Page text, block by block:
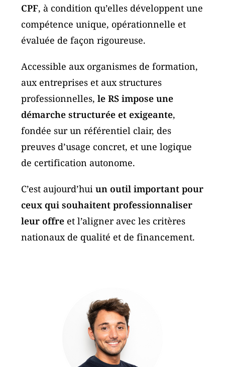
CPF, à condition qu’elles développent une
compétence unique, opérationnelle et
évaluée de façon rigoureuse.
Accessible aux organismes de formation,
aux entreprises et aux structures
professionnelles,le RS impose une
démarche structurée et exigeante,
fondée sur un référentiel clair, des
preuves d’usage concret, et une logique
de certification autonome.
C’est aujourd’huiun outil important pour
ceux qui souhaitent professionnaliser
leur offre et l’aligner avec les critères
nationaux de qualité et de financement.